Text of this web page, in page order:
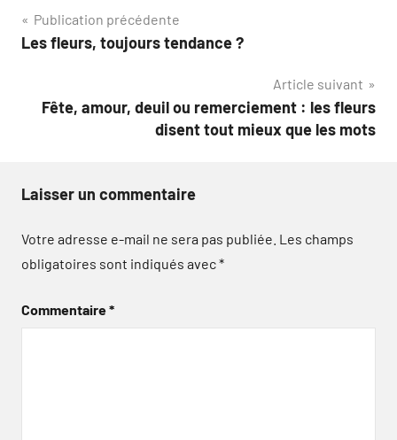
Navigation
de
Publication précédente
Les fleurs, toujours tendance ?
Article suivant
Fête, amour, deuil ou remerciement : les fleurs
disent tout mieux que les mots
Laisser un commentaire
Votre adresse e-mail ne sera pas publiée. Les champs
obligatoires sont indiqués avec*
Commentaire*